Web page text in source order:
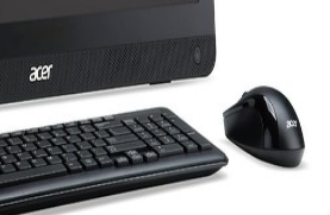
ad